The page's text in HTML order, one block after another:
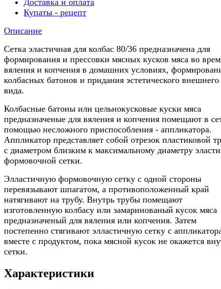
Купаты - рецепт
Описание
Сетка эластичная для колбас 80/36 предназначена для
формирования и прессовки мясных кусков мяса во
вяления и копчения в домашних условиях,
колбасных батонов и придания эстетического внешнего
вида.
Колбасные батоны или цельнокусковые куски мяса
предназначеные для вяления и копчения помещают в
помощью несложного приспособления - аппликатора.
Аппликатор представляет собой отрезок пластиковой
с диаметром близким к максимальному диаметру
формовочной сетки.
Элластичную формовочную сетку с одной стороны
перевязывают шпагатом, а противоположенный край
натягивают на трубу. Внутрь трубы помещают
изготовленную колбасу или замаринованый кусок мяса
предназначеный для вяления или копчения. Затем
постепенно стягивают элластичную сетку с
вместе с продуктом, пока мясной кусок не окажется
сетки.
Характеристики